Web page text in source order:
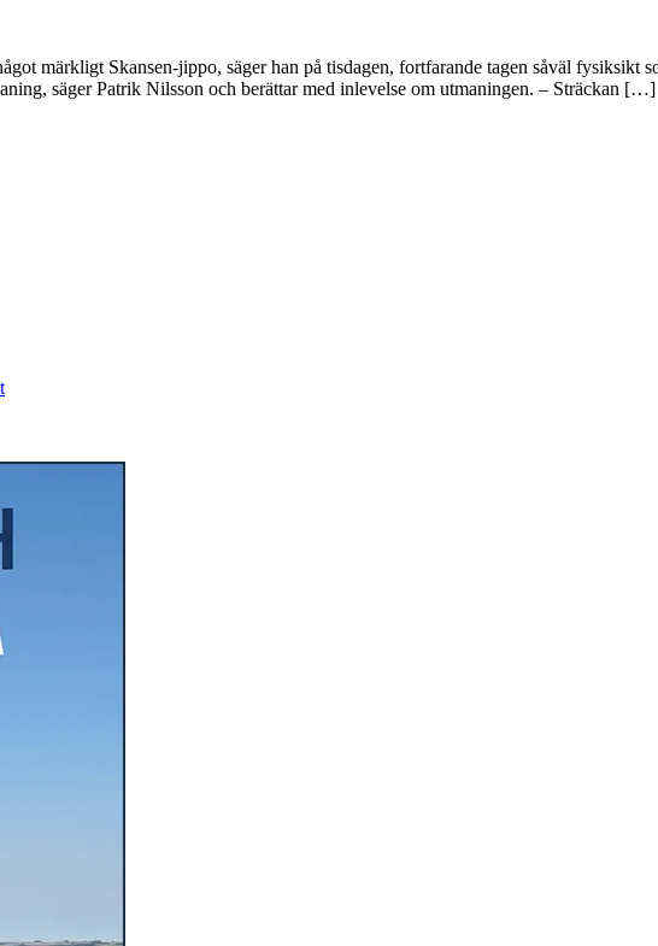
märkligt Skansen-jippo, säger han på tisdagen, fortfarande tagen såväl fysiksikt
säger Patrik Nilsson och berättar med inlevelse om utmaningen. – Sträckan […]